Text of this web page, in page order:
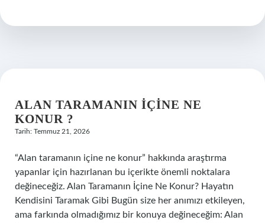
anlama
ALAN TARAMANIN IÇINE NE
KONUR ?
Tarih: Temmuz 21, 2026
“Alan taramanın içine ne konur” hakkında araştırma
yapanlar için hazırlanan bu içerikte önemli noktalara
değineceğiz. Alan Taramanın İçine Ne Konur? Hayatın
Kendisini Taramak Gibi Bugün size her anımızı etkileyen,
ama farkında olmadığımız bir konuya değineceğim: Alan